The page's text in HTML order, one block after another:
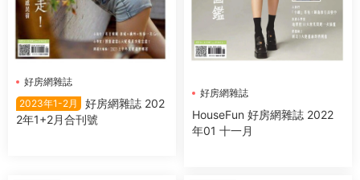
好房網雜誌
2023年1-2月
好房網雜誌 202
2年1+2月合刊號
好房網雜誌
HouseFun 好房網雜誌 2022
年01 十一月